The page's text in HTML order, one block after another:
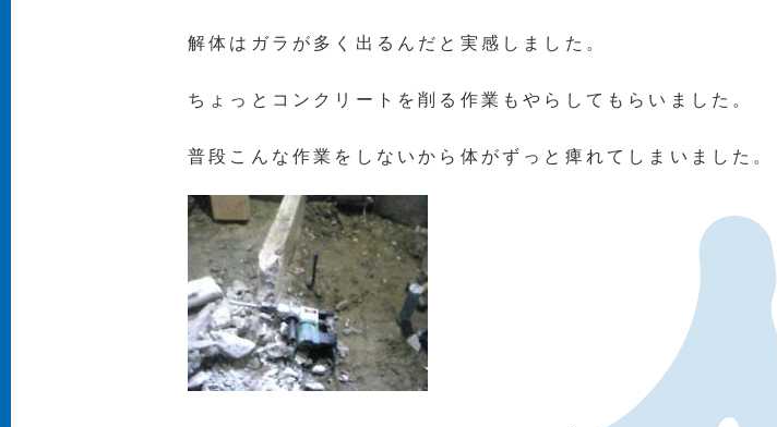
解体はガラが多く出るんだと実感しました。
ちょっとコンクリートを削る作業もやらしてもらいました。
普段こんな作業をしないから体がずっと痺れてしまいました。